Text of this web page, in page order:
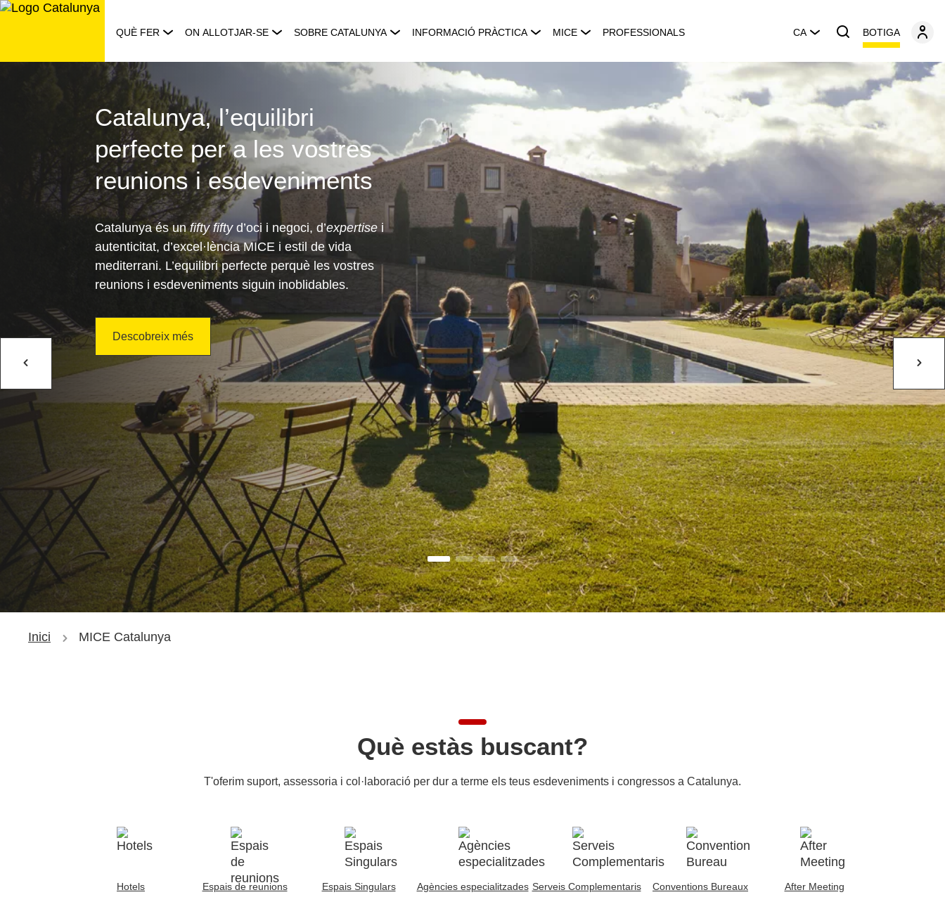
Saltar
QUÈ FER ON ALLOTJAR-SE SOBRE CATALUNYA INFORMACIÓ PRÀCTICA MICE PROFESSIONALS CA BOTIGA
Turisme
Catalunya
Catalunya, l’equilibri
perfecte per a les vostres
reunions i esdeveniments
Catalunya és unfifty fiftyd’oci i negoci, d’expertise i
autenticitat, d’excel·lència MICE i estil de vida
mediterrani. L’equilibri perfecte perquè les vostres
reunions i esdeveniments siguin inoblidables.
Descobreix més
Inici MICE Catalunya
Què estàs buscant?
T'oferim suport, assessoria i col·laboració per dur a terme els teus esdeveniments i congressos a Catalunya.
Hotels Espais de reunions Espais Singulars Agències especialitzades Serveis Complementaris Conventions Bureaux After Meeting